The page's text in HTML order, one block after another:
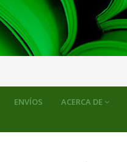
ACERCA DE
ENVÍOS